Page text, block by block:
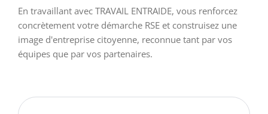
En travaillant avec TRAVAIL ENTRAIDE, vous renforcez
concrètement votre démarche RSE et construisez une
image d'entreprise citoyenne, reconnue tant par vos
équipes que par vos partenaires.